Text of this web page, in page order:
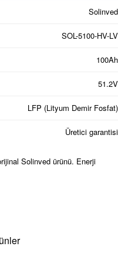
Solinved
SOL-5100-HV-LV
100Ah
51.2V
LFP (Lityum Demir Fosfat)
Üretici garantisi
Solinved ürünü. Enerji